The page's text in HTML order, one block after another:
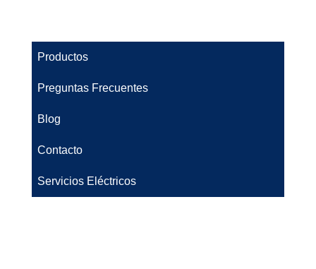
Productos
Preguntas Frecuentes
Blog
Contacto
Servicios Eléctricos